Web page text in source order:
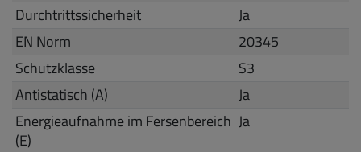
Durchtrittssicherheit
Ja
EN Norm
20345
Schutzklasse
S3
Antistatisch (A)
Ja
Energieaufnahme im Fersenbereich
(E)
Ja